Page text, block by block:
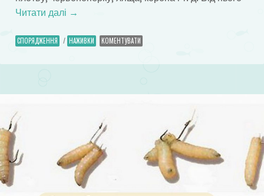
Читати далі →
СПОРЯДЖЕННЯ / НАЖИВКИ КОМЕНТУВАТИ